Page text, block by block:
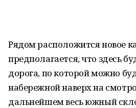
Рядом расположится новое
предполагается, что здесь
дорога, по которой можно
набережной наверх на
дальнейшем весь южный